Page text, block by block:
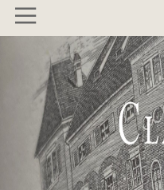
contenuto